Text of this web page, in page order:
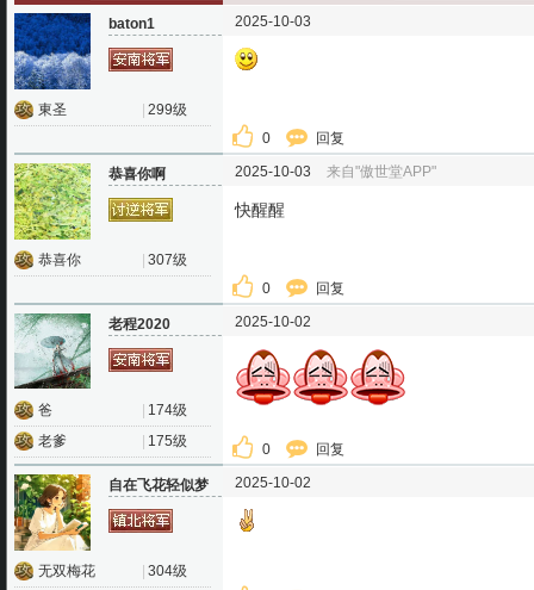
baton1
東圣 299级
2025-10-03
0 回复
恭喜你啊
恭喜你 307级
2025-10-03 来自"傲世堂APP"
快醒醒
0 回复
老程2020
爸
174级
老爹
175级
2025-10-02
0 回复
自在飞花轻似梦
无双梅花 304级
2025-10-02